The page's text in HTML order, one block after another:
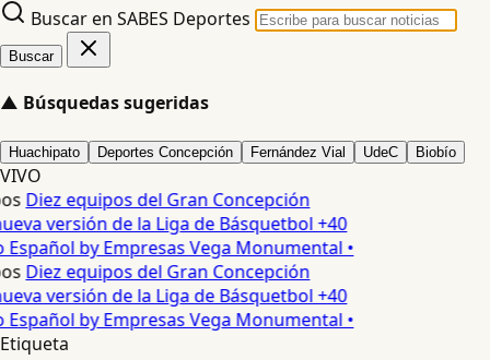
Buscar en SABES Deportes
Buscar
▲ Búsquedas sugeridas
Huachipato Deportes Concepción Fernández Vial UdeC Biobío
VIVO
Diez equipos del Gran Concepción
versión de la Liga de Básquetbol +40
Español by Empresas Vega Monumental •
Diez equipos del Gran Concepción
versión de la Liga de Básquetbol +40
Español by Empresas Vega Monumental •
Etiqueta